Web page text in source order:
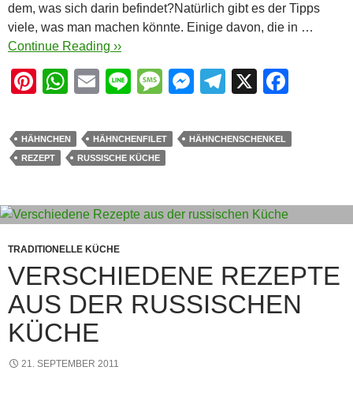
dem, was sich darin befindet?Natürlich gibt es der Tipps
viele, was man machen könnte. Einige davon, die in …
Continue Reading ››
Pi
er
e
W
at
s
p
p
E
ail
Li
e
M
ss
a
e
M
ss
e
g
er
T
e
gr
m
X
c
e
o
o
HÄHNCHEN HÄHNCHENFILET
HÄHNCHENSCHENKEL
REZEPT
RUSSISCHE KÜCHE
TRADITIONELLE KÜCHE
VERSCHIEDENE REZEPTE
AUS DER RUSSISCHEN
KÜCHE
21. SEPTEMBER 2011